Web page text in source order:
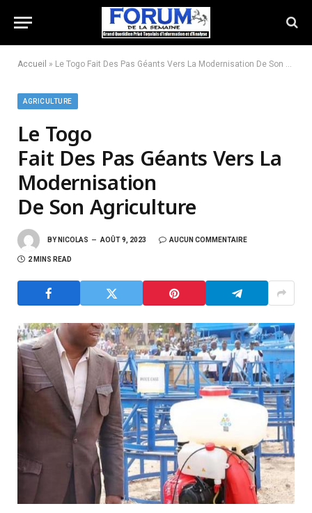
Accueil » Le Togo Fait Des Pas Géants Vers La Modernisation De Son Agriculture
AGRICULTURE
Le Togo
Fait Des Pas Géants Vers La
Modernisation
De Son Agriculture
BY NICOLAS AOÛT 9, 2023 AUCUN COMMENTAIRE
2 MINS READ